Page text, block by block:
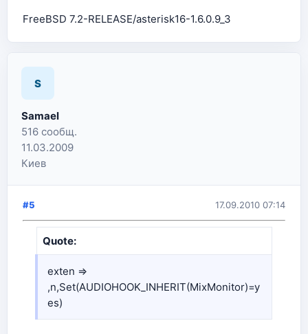
FreeBSD 7.2-RELEASE/asterisk16-1.6.0.9_3
S
Samael
516 сообщ.
11.03.2009
Киев
#5 17.09.2010 07:14
Quote:
exten =>
,n,Set(AUDIOHOOK_INHERIT(MixMonitor)=y
es)